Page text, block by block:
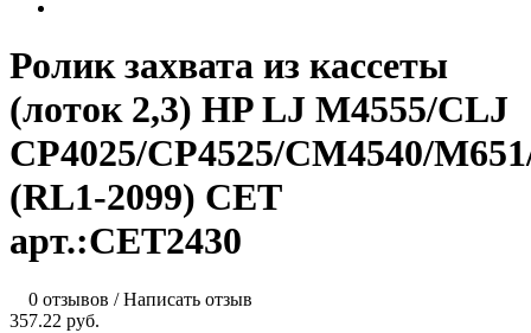
Ролик захвата из кассеты
(лоток 2,3) HP LJ M4555/CLJ
CP4025/CP4525/CM4540/
(RL1-2099) CET
арт.:CET2430
0 отзывов /Написать отзыв
357.22 руб.